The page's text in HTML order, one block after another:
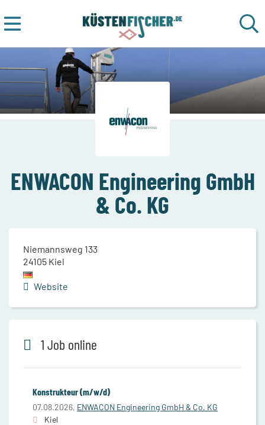
ENWACON Engineering GmbH
& Co. KG
Niemannsweg 133
24105 Kiel
Website
1 Job online
Konstrukteur (m/w/d)
07.08.2026, ENWACON Engineering GmbH & Co. KG
Kiel